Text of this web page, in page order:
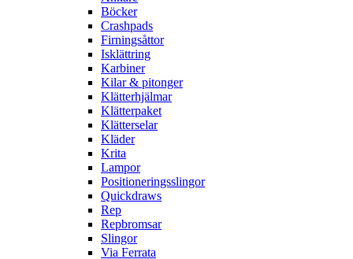
Böcker
Crashpads
Firningsåttor
Isklättring
Karbiner
Kilar & pitonger
Klätterhjälmar
Klätterpaket
Klätterselar
Kläder
Krita
Lampor
Positioneringsslingor
Quickdraws
Rep
Repbromsar
Slingor
Via Ferrata